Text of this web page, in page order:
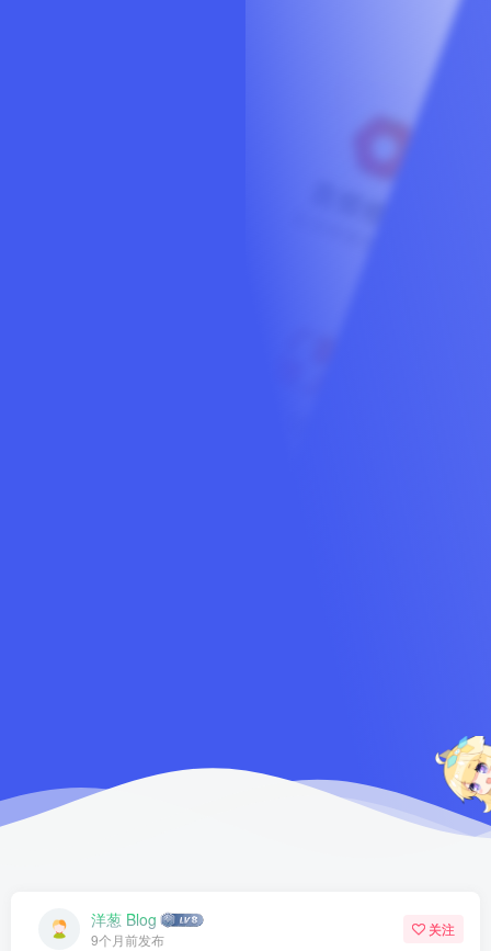
洋葱 Blog
9个月前发布
关注